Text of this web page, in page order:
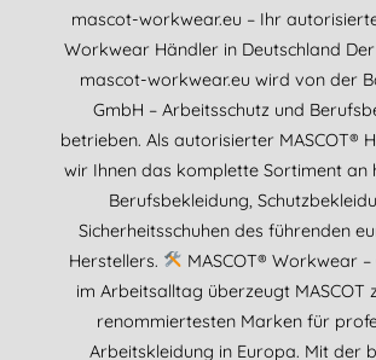
mascot-workwear.eu – Ihr
Workwear Händler in Deutschland
mascot-workwear.eu wird von der
GmbH – Arbeitsschutz und
betrieben. Als autorisierter MASCOT®
wir Ihnen das komplette Sortiment an
Berufsbekleidung,
Sicherheitsschuhen des führenden
Herstellers.
MASCOT® Workwear
im Arbeitsalltag überzeugt MASCOT
renommiertesten Marken für
Arbeitskleidung in Europa. Mit der